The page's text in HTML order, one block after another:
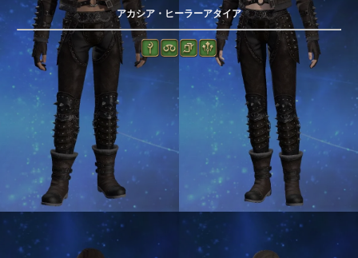
アカシア・ヒーラーアタイア